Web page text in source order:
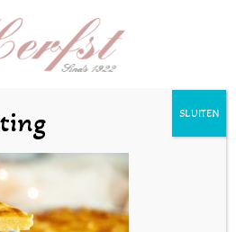
71
SLUITEN